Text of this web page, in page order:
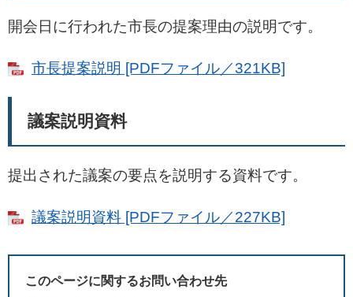
開会日に行われた市長の提案理由の説明です。
市長提案説明 [PDFファイル／321KB]
議案説明資料
提出された議案の要点を説明する資料です。
議案説明資料 [PDFファイル／227KB]
このページに関するお問い合わせ先